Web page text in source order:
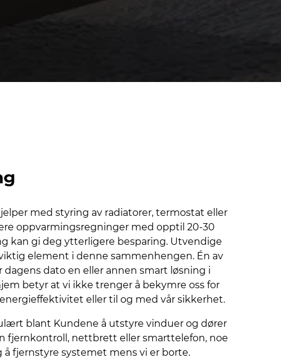
med styring av radiatorer, termostat eller
oppvarmingsregninger med opptil 20-30
kan gi deg ytterligere besparing. Utvendige
element i denne sammenhengen. Én av
dato en eller annen smart løsning i
betyr at vi ikke trenger å bekymre oss for
eller til og med vår sikkerhet.
blant Kundene å utstyre vinduer og dører
fjernkontroll, nettbrett eller smarttelefon, noe
fjernstyre systemet mens vi er borte.